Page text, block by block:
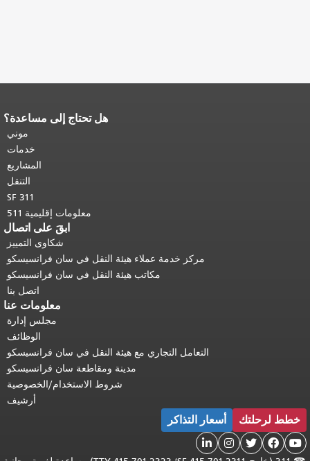
هل تحتاج إلى مساعدة؟
موني
خدمات
المشاريع
التنقل
SF 311
معلومات إقليمية 511
ابقَ على اتصال
شكاوى التمييز
مركز خدمة عملاء هيئة النقل في سان فرانسيسكو
مكاتب هيئة النقل في سان فرانسيسكو
اتصل بنا
معلومات عنا
مجلس إدارة
الوظائف
التعامل التجاري مع هيئة النقل في سان فرانسيسكو
مدينة ومقاطعة سان فرانسيسكو
شروط الاستخدام/الخصوصية
أرشيف
خطط لرحلتك أسعار التذاكر




